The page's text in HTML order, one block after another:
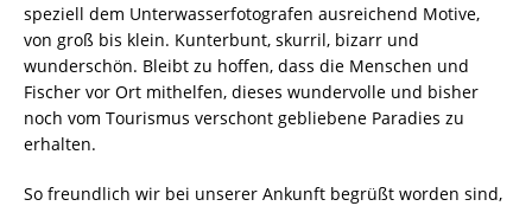
speziell dem Unterwasserfotografen ausreichend Motive,
von groß bis klein. Kunterbunt, skurril, bizarr und
wunderschön. Bleibt zu hoffen, dass die Menschen und
Fischer vor Ort mithelfen, dieses wundervolle und bisher
noch vom Tourismus verschont gebliebene Paradies zu
erhalten.
So freundlich wir bei unserer Ankunft begrüßt worden sind,